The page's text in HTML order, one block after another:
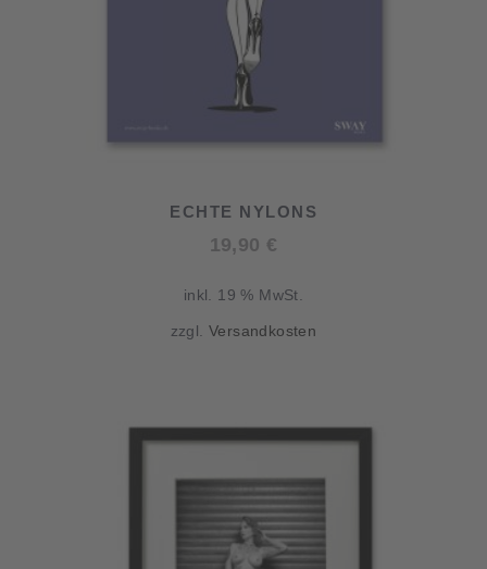
ECHTE NYLONS
19,90 €
inkl. 19 % MwSt.
zzgl.Versandkosten